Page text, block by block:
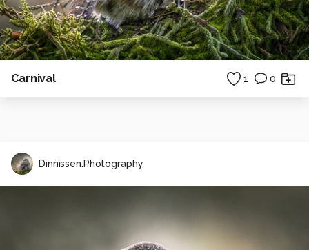
Carnival 1 0
Dinnissen.Photography